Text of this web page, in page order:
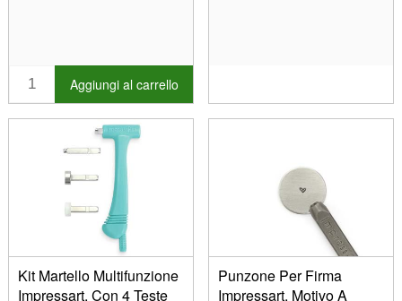
Aggiungi al carrello
Kit Martello Multifunzione
Impressart, Con 4 Teste
Punzone Per Firma
Impressart, Motivo A